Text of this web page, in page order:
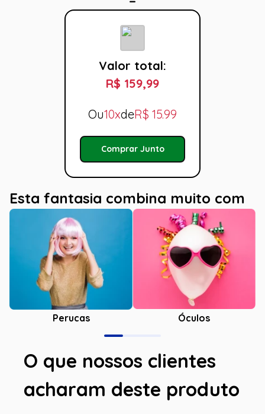
Valor total:
R$ 159,99
Ou10xdeR$ 15.99
Comprar Junto
Esta fantasia combina muito com
Perucas Óculos
O que nossos clientes
acharam deste produto